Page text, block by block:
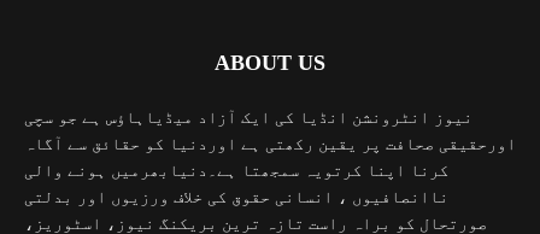
ABOUT US
نیوز انٹرونشن انڈیا کی ایک آزاد میڈیاہاؤس ہے جو سچی
اورحقیقی صحافت پر یقین رکھتی ہے اوردنیا کو حقائق سے آگاہ
کرنا اپنا کرتویہ سمجھتا ہے۔دنیابھرمیں ہونے والی
ناانصافیوں ، انسانی حقوق کی خلاف ورزیوں اور بدلتی
صورتحال کو براہ راست تازہ ترین بریکنگ نیوز، اسٹوریز،